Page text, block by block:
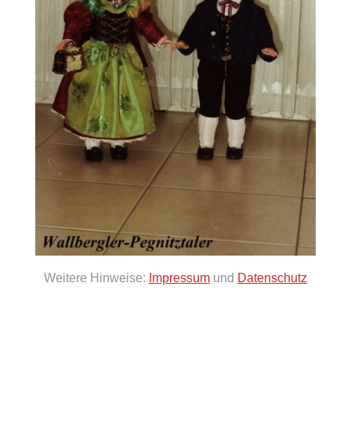
Weitere Hinweise: Impressum und Datenschutz